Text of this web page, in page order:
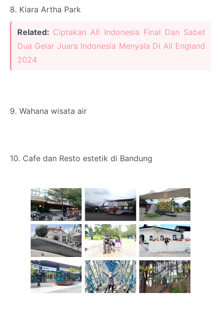
8. Kiara Artha Park
Related: Ciptakan All Indonesia Final Dan Sabet
Dua Gelar Juara Indonesia Menyala Di All England
2024
9. Wahana wisata air
10. Cafe dan Resto estetik di Bandung